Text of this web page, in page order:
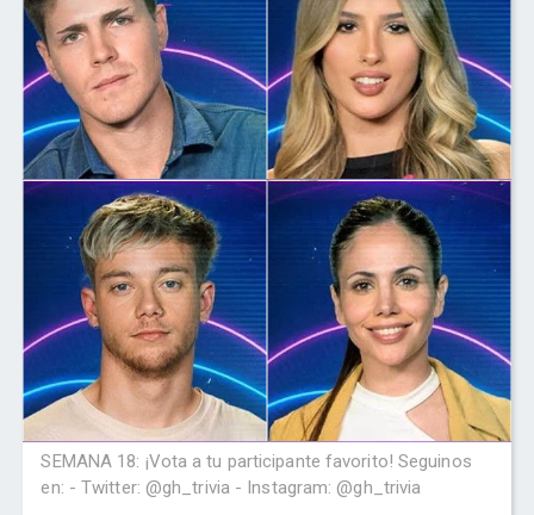
SEMANA 18: ¡Vota a tu participante favorito! Seguinos
en: - Twitter: @gh_trivia - Instagram: @gh_trivia